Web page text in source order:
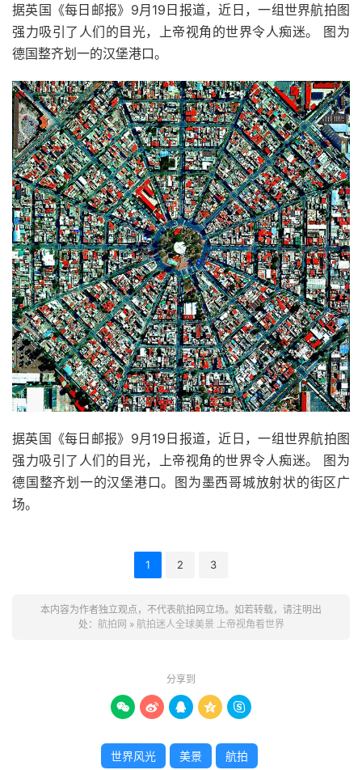
据英国《每日邮报》9月19日报道，近日，一组世界航拍图
强力吸引了人们的目光，上帝视角的世界令人痴迷。 图为
德国整齐划一的汉堡港口。
据英国《每日邮报》9月19日报道，近日，一组世界航拍图
强力吸引了人们的目光，上帝视角的世界令人痴迷。 图为
德国整齐划一的汉堡港口。图为墨西哥城放射状的街区广
场。
1 2 3
本内容为作者独立观点，不代表航拍网立场。如若转载，请注明出
处： 航拍网 » 航拍迷人全球美景 上帝视角看世界
分享到
    
世界风光 美景 航拍